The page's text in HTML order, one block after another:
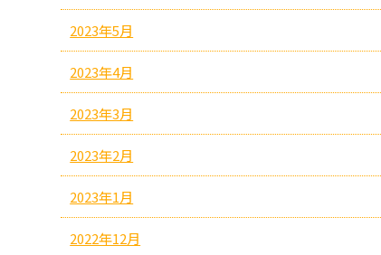
2023年5月
2023年4月
2023年3月
2023年2月
2023年1月
2022年12月